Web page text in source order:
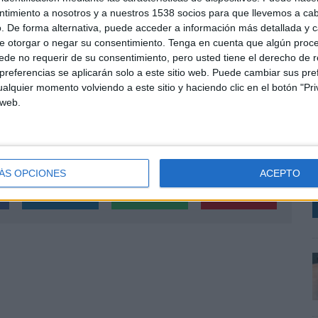
a nosotros y a nuestros 1538 socios para que llevemos a
De forma alternativa, puede acceder a información más detallada y
otorgar o negar su consentimiento. Tenga en cuenta que algún
no requerir de su consentimiento, pero usted tiene el derecho de
se aplicarán solo a este sitio web. Puede cambiar sus
momento volviendo a este sitio y haciendo clic en el botón
OPCIONES ACEPTO
Cancer Center y Secretariado Gitano, entre
en VML The Cocktail y Havas Creative.
y compañías como Ogilvy, Bankinter e IAG7
y Publicidad. Además, ha complementado su
Ejecutivo de Cuentas de The Atomic Garden.